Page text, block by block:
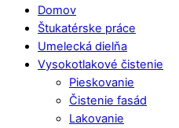
Domov
Štukatérske práce
Umelecká dielňa
Vysokotlakové čistenie
Pieskovanie
Čistenie fasád
Lakovanie